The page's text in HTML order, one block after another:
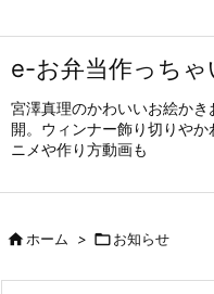
e-お弁当作っち
宮澤真理のかわいいお絵か
開。ウィンナー飾り切りや
ニメや作り方動画も
ホーム > お知らせ